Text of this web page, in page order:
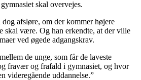
skal overvejes.
afsløre, om der kommer højere
skal være. Og han erkendte, at der ville
ved øgede adgangskrav.
de unge, som får de laveste
fravær og frafald i gymnasiet, og hvor
videregående uddannelse.”